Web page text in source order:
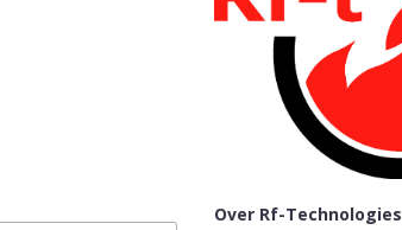
Over Rf-Technologies